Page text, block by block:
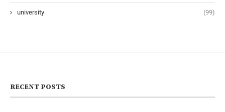
university (99)
RECENT POSTS